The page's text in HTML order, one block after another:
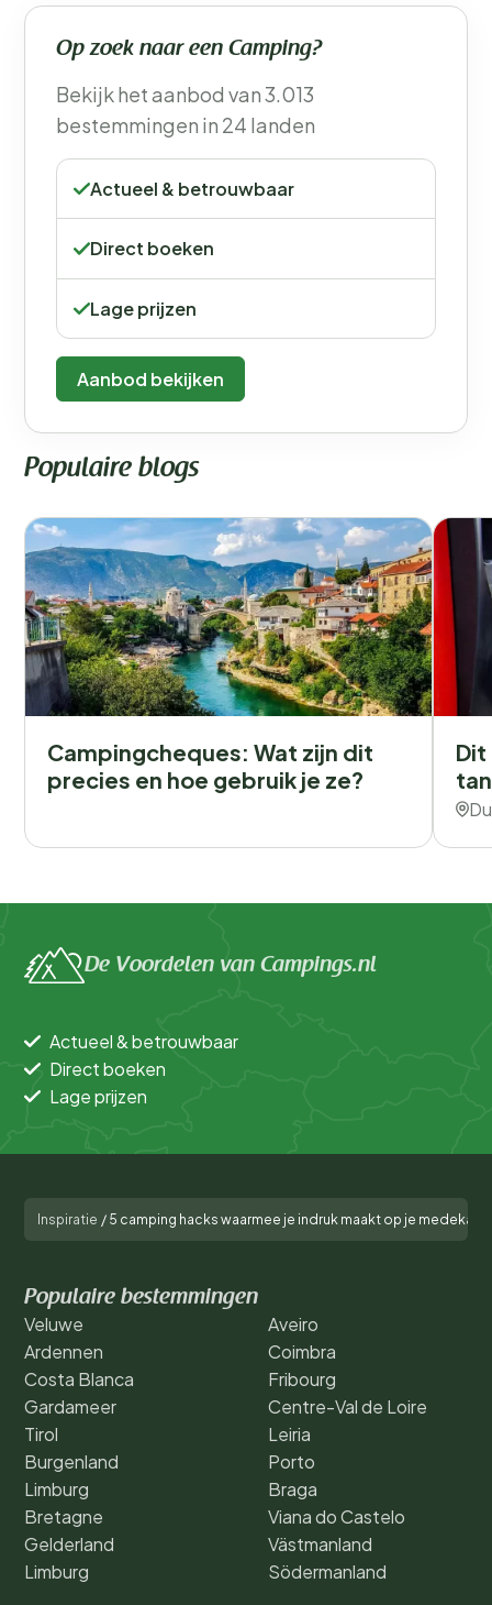
Op zoek naar een Camping?
Bekijk het aanbod van 3.013
bestemmingen in 24 landen
Actueel & betrouwbaar
Direct boeken
Lage prijzen
Aanbod bekijken
Populaire blogs
Campingcheques: Wat zijn dit
precies en hoe gebruik je ze?
De Voordelen van Campings.nl
Actueel & betrouwbaar
Direct boeken
Lage prijzen
Inspiratie / 5 camping hacks waarmee je indruk maakt op je
Populaire bestemmingen
Veluwe
Ardennen
Costa Blanca
Gardameer
Tirol
Burgenland
Limburg
Bretagne
Gelderland
Limburg
Aveiro
Coimbra
Fribourg
Centre-Val de Loire
Leiria
Porto
Braga
Viana do Castelo
Västmanland
Södermanland